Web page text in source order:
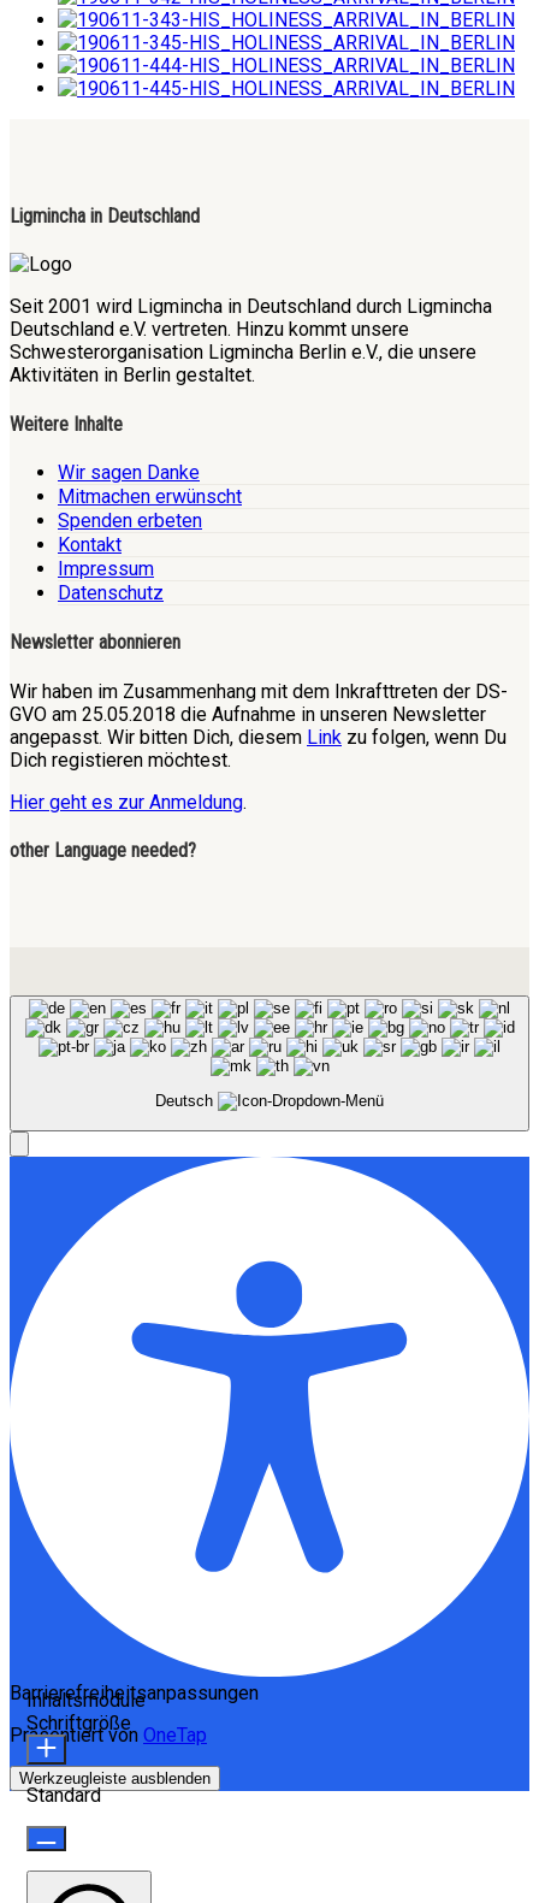
Ligmincha in Deutschland
Seit 2001 wird Ligmincha in Deutschland durch Ligmincha
Deutschland e.V. vertreten. Hinzu kommt unsere
Schwesterorganisation Ligmincha Berlin e.V., die unsere
Aktivitäten in Berlin gestaltet.
Weitere Inhalte
Wir sagen Danke
Mitmachen erwünscht
Spenden erbeten
Kontakt
Impressum
Datenschutz
Newsletter abonnieren
Wir haben im Zusammenhang mit dem Inkrafttreten der DS-
GVO am 25.05.2018 die Aufnahme in unseren Newsletter
angepasst. Wir bitten Dich, diesem Link zu folgen, wenn Du
Dich registieren möchtest.
Hier geht es zur Anmeldung.
other Language needed?
Deutsch
Barrierefreiheitsanpassungen
Präsentiert von OneTap
Werkzeugleiste ausblenden
Inhaltsmodule
Schriftgröße
Standard